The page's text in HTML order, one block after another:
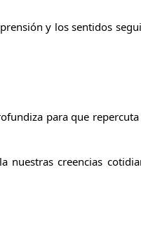
y los sentidos
para que
nuestras creencias